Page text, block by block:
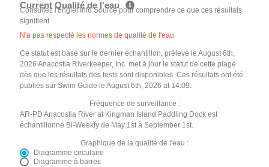
Current Qualité de l'eau
Consultez l'onglet Info Source pour comprendre ce que ces résultats
signifient
N'a pas respecté les normes de qualité de l'eau
Ce statut est basé sur le dernier échantillon, prélevé le August 6th,
2026 Anacostia Riverkeeper, Inc. met à jour le statut de cette plage
dès que les résultats des tests sont disponibles. Ces résultats ont été
publiés sur Swim Guide le August 6th, 2026 at 14:09.
Fréquence de surveillance :
AR-PD Anacostia River at Kingman Island Paddling Dock est
échantillonné Bi-Weekly de May 1st à September 1st.
Graphique de la qualité de l'eau :
Diagramme circulaire
Diagramme à barres